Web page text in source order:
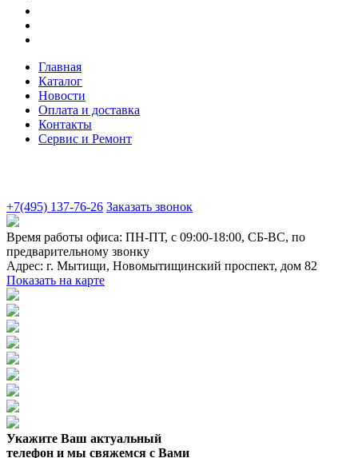
Главная
Каталог
Новости
Оплата и доставка
Контакты
Сервис и Ремонт
+7(495) 137-76-26 Заказать звонок
Время работы офиса: ПН-ПТ, с 09:00-18:00, СБ-ВС, по
предварительному звонку
Адрес: г. Мытищи, Новомытищинский проспект, дом 82
Показать на карте
Укажите Ваш актуальный
телефон и мы свяжемся с Вами